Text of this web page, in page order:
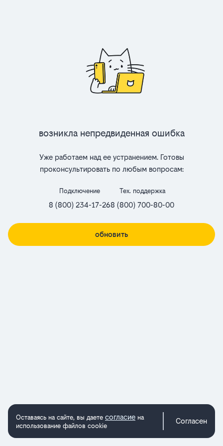
Возникла непредвиденная ошибка
Уже работаем над ее устранением. Готовы
проконсультировать по любым вопросам:
Подключение
8 (800) 234-17-26
Тех. поддержка
8 (800) 700-80-00
обновить
Оставаясь на сайте, вы даете согласие на
использование файлов cookie
Согласен